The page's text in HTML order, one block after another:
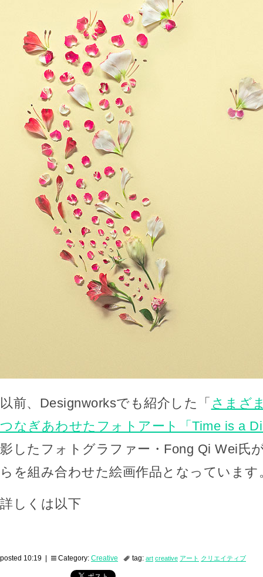
以前、Designworksでも紹介した「 さまざ
つなぎあわせたフォトアート「Time is a
影したフォトグラファー・Fong Qi Wei氏
らを組み合わせた絵画作品となっています
詳しくは以下
posted 10:19 | Category: Creative tag: art creative アート クリエイティブ